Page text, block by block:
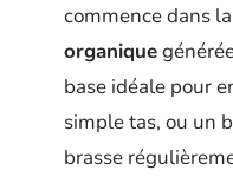
commence dans
organique
base idéale pour
simple tas, ou un
brasse